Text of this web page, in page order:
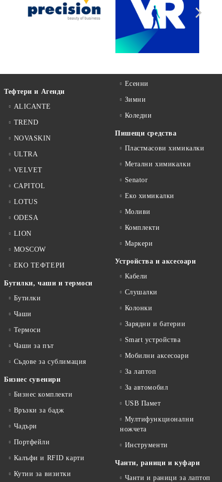
Тефтери и Агенди
ALICANTE
TREND
NOVASKIN
ULTRA
VELVET
CAPITOL
LOTUS
ODESA
LION
MOSCOW
ЕКО ТЕФТЕРИ
Бутилки, чаши и термоси
Бутилки
Чаши
Термоси
Чаши за път
Съдове за сублимация
Бизнес сувенири
Бизнес комплекти
Връзки за бадж
Чадъри
Портфейли
Калъфи и RFID карти
Кутии за визитки
Есенни
Зимни
Коледни
Пишещи средства
Пластмасови химикалки
Метални химикалки
Senator
Еко химикалки
Моливи
Комплекти
Маркери
Устройства и аксесоари
Кабели
Слушалки
Колонки
Зарядни и батерии
Smart устройства
Мобилни аксесоари
За лаптоп
За автомобил
USB Памет
Мултифункционални
ножчета
Инструменти
Чанти, раници и куфари
Чанти и раници за лаптоп